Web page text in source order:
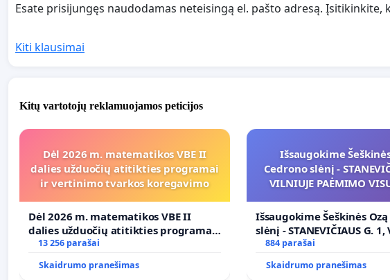
Esate prisijungęs naudodamas neteisingą el. pašto adresą.
Kiti klausimai
Kitų vartotojų reklamuojamos peticijos
Dėl 2026 m. matematikos VBE II
dalies užduočių atitikties programai
ir vertinimo tvarkos koregavimo
Dėl 2026 m. matematikos VBE II
dalies užduočių atitikties programai
ir vertinimo tvarkos koregavimo
13 256 parašai
Skaidrumo pranešimas
Išsaugokime
Cedrono slėnį -
VILNIUJE PAĖMIMO
PRITAIKYMO VIEŠAJAI
FUNKCIJAI
Išsaugokime Šeškinės
slėnį - STANEVIČIAUS G. 1,
PAĖMIMO VISUOMENĖS
(IŠPIRKIMO) IR JO
VIEŠAJAI ŽELDYNŲ
884 parašai
Skaidrumo pranešimas